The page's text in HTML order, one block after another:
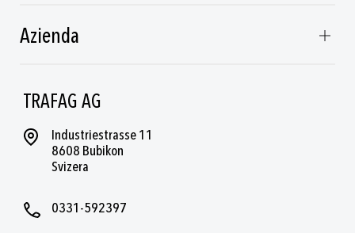
TRAFAG AG
Industriestrasse 11
8608 Bubikon
Svizera
0331-592397
Azienda